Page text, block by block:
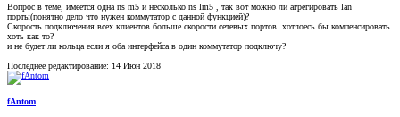
Вопрос в теме, имеется одна ns m5 и несколько ns lm5 , так вот можно ли агрегировать lan
порты(понятно дело что нужен коммутатор с данной функцией)?
Скорость подключения всех клиентов больше скорости сетевых портов. хотлоесь бы компенсировать
хоть как то?
и не будет ли кольца если я оба интерфейса в один коммутатор подключу?
Последнее редактирование: 14 Июн 2018
fAntom